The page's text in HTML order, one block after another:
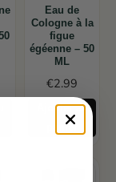
Eau de
Cologne à la
figue
égéenne – 50
ML
€2.99
Ajouter au
panier